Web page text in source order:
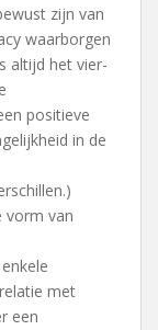
zijn van
waarborgen
altijd het vier-
positieve
in de
vorm van
met
een